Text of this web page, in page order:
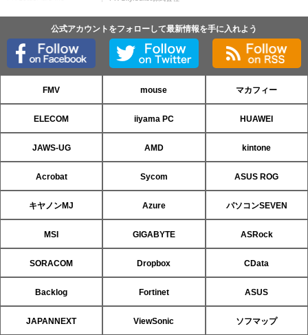
公式アカウントをフォローして最新情報を手に入れよう
FMV mouse マカフィー
ELECOM iiyama PC HUAWEI
JAWS-UG AMD kintone
Acrobat Sycom ASUS ROG
キヤノンMJ Azure パソコンSEVEN
MSI GIGABYTE ASRock
SORACOM Dropbox CData
Backlog Fortinet ASUS
JAPANNEXT ViewSonic ソフマップ